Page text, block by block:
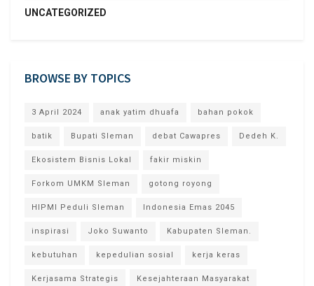
UNCATEGORIZED
BROWSE BY TOPICS
3 April 2024 anak yatim dhuafa bahan pokok
batik Bupati Sleman debat Cawapres Dedeh K.
Ekosistem Bisnis Lokal fakir miskin
Forkom UMKM Sleman gotong royong
HIPMI Peduli Sleman Indonesia Emas 2045
inspirasi Joko Suwanto Kabupaten Sleman.
kebutuhan kepedulian sosial kerja keras
Kerjasama Strategis Kesejahteraan Masyarakat